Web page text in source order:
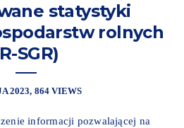
statystyki
rolnych
SGR)
2023 864 VIEWS
informacji pozwalającej na